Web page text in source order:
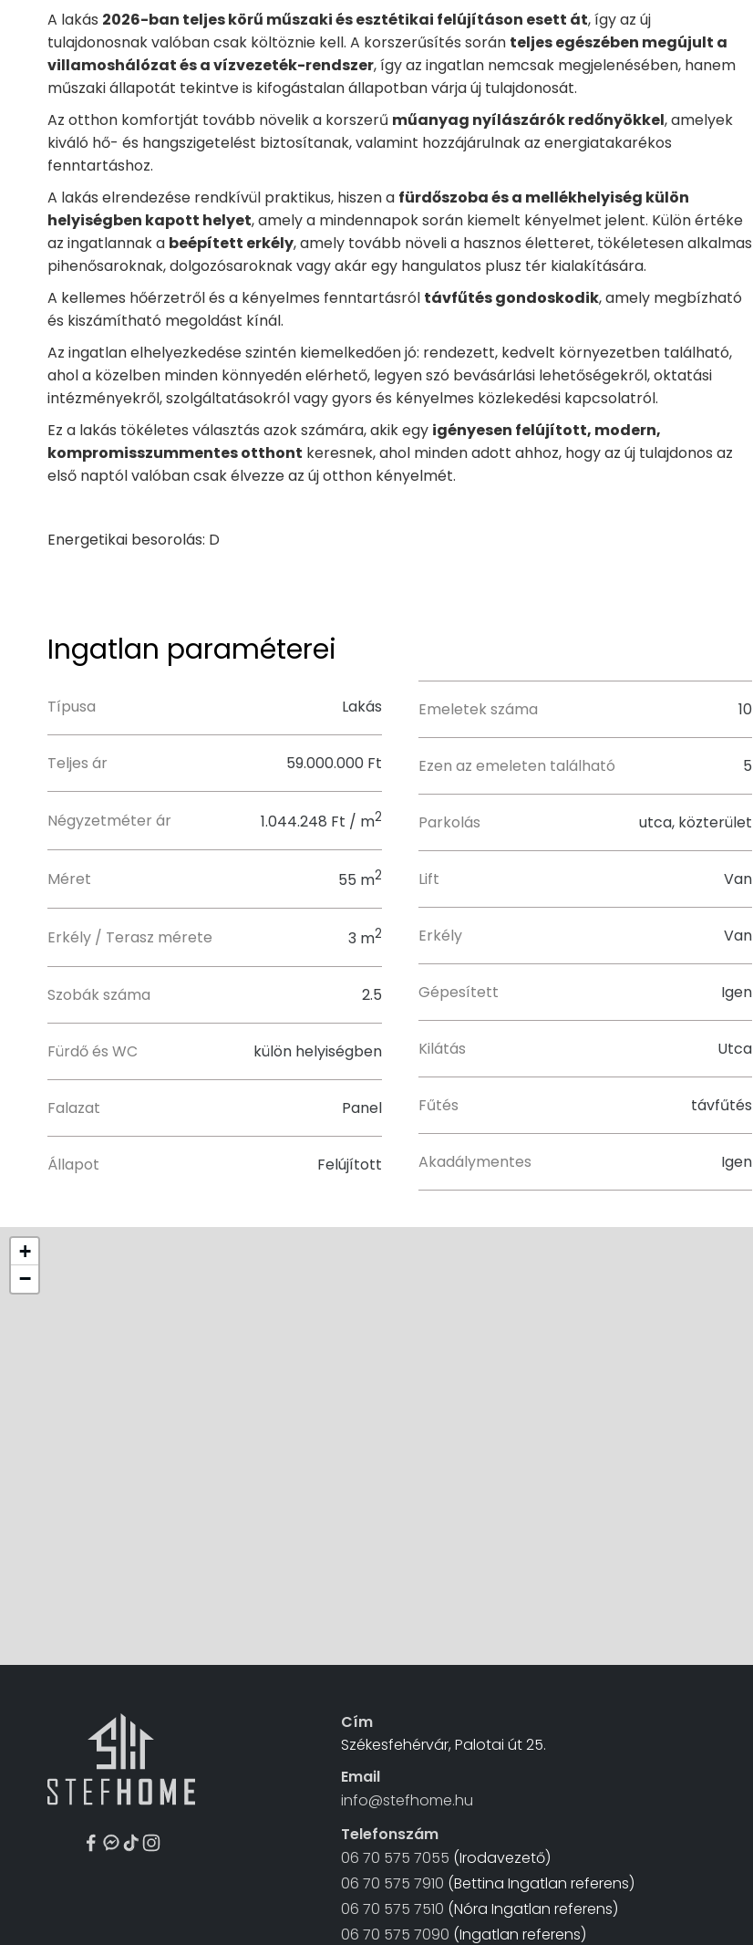
A lakás 2026-ban teljes körű műszaki és esztétikai felújításon esett át, így az új
tulajdonosnak valóban csak költöznie kell. A korszerűsítés során teljes egészében megújult a
villamoshálózat és a vízvezeték-rendszer, így az ingatlan nemcsak megjelenésében, hanem
műszaki állapotát tekintve is kifogástalan állapotban várja új tulajdonosát.
Az otthon komfortját tovább növelik a korszerű műanyag nyílászárók redőnyökkel, amelyek
kiváló hő- és hangszigetelést biztosítanak, valamint hozzájárulnak az energiatakarékos
fenntartáshoz.
A lakás elrendezése rendkívül praktikus, hiszen a fürdőszoba és a mellékhelyiség külön
helyiségben kapott helyet, amely a mindennapok során kiemelt kényelmet jelent. Külön értéke
az ingatlannak a beépített erkély, amely tovább növeli a hasznos életteret, tökéletesen alkalmas
pihenősaroknak, dolgozósaroknak vagy akár egy hangulatos plusz tér kialakítására.
A kellemes hőérzetről és a kényelmes fenntartásról távfűtés gondoskodik, amely megbízható
és kiszámítható megoldást kínál.
Az ingatlan elhelyezkedése szintén kiemelkedően jó: rendezett, kedvelt környezetben található,
ahol a közelben minden könnyedén elérhető, legyen szó bevásárlási lehetőségekről, oktatási
intézményekről, szolgáltatásokról vagy gyors és kényelmes közlekedési kapcsolatról.
Ez a lakás tökéletes választás azok számára, akik egy igényesen felújított, modern,
kompromisszummentes otthont keresnek, ahol minden adott ahhoz, hogy az új tulajdonos az
első naptól valóban csak élvezze az új otthon kényelmét.
Energetikai besorolás: D
Ingatlan paraméterei
Típusa Lakás
Teljes ár 59.000.000 Ft
Négyzetméter ár 1.044.248 Ft / m2
Méret 55 m2
Erkély / Terasz mérete 3 m2
Szobák száma 2.5
Fürdő és WC külön helyiségben
Falazat Panel
Állapot Felújított
Emeletek száma 10
Ezen az emeleten található 5
Parkolás utca, közterület
Lift Van
Erkély Van
Gépesített Igen
Kilátás Utca
Fűtés távfűtés
Akadálymentes Igen
+
−
Cím
Székesfehérvár, Palotai út 25.
Email
info@stefhome.hu
Telefonszám
06 70 575 7055 (Irodavezető)
06 70 575 7910 (Bettina Ingatlan referens)
06 70 575 7510 (Nóra Ingatlan referens)
06 70 575 7090 (Ingatlan referens)